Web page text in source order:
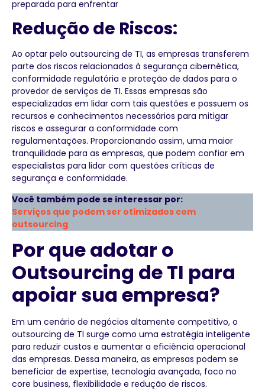
preparada para enfrentar
Redução de Riscos:
Ao optar pelo outsourcing de TI, as empresas transferem
parte dos riscos relacionados à segurança cibernética,
conformidade regulatória e proteção de dados para o
provedor de serviços de TI. Essas empresas são
especializadas em lidar com tais questões e possuem os
recursos e conhecimentos necessários para mitigar
riscos e assegurar a conformidade com
regulamentações. Proporcionando assim, uma maior
tranquilidade para as empresas, que podem confiar em
especialistas para lidar com questões críticas de
segurança e conformidade.
Você também pode se interessar por:
Serviços que podem ser otimizados com
outsourcing
Por que adotar o
Outsourcing de TI para
apoiar sua empresa?
Em um cenário de negócios altamente competitivo, o
outsourcing de TI surge como uma estratégia inteligente
para reduzir custos e aumentar a eficiência operacional
das empresas. Dessa maneira, as empresas podem se
beneficiar de expertise, tecnologia avançada, foco no
core business, flexibilidade e redução de riscos.